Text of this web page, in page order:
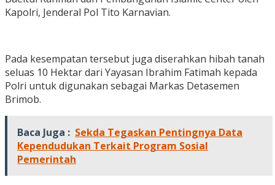
Kapolri, Jenderal Pol Tito Karnavian.
Pada kesempatan tersebut juga diserahkan hibah tanah
seluas 10 Hektar dari Yayasan Ibrahim Fatimah kepada
Polri untuk digunakan sebagai Markas Detasemen
Brimob.
Baca Juga : Sekda Tegaskan Pentingnya Data
Kependudukan Terkait Program Sosial
Pemerintah